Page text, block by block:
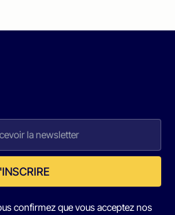
confirmez que vous acceptez nos